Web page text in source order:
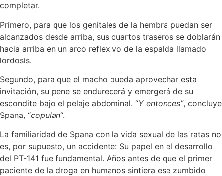
completar.
Primero, para que los genitales de la hembra puedan ser
alcanzados desde arriba, sus cuartos traseros se doblarán
hacia arriba en un arco reflexivo de la espalda llamado
lordosis.
Segundo, para que el macho pueda aprovechar esta
invitación, su pene se endurecerá y emergerá de su
escondite bajo el pelaje abdominal. “Y entonces”, concluye
Spana, “copulan“.
La familiaridad de Spana con la vida sexual de las ratas no
es, por supuesto, un accidente: Su papel en el desarrollo
del PT-141 fue fundamental. Años antes de que el primer
paciente de la droga en humanos sintiera ese zumbido